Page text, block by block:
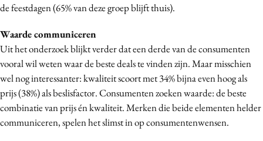
de feestdagen (65% van deze groep blijft thuis).
Waarde communiceren
Uit het onderzoek blijkt verder dat een derde van de consumenten
vooral wil weten waar de beste deals te vinden zijn. Maar misschien
wel nog interessanter: kwaliteit scoort met 34% bijna even hoog als
prijs (38%) als beslisfactor. Consumenten zoeken waarde: de beste
combinatie van prijs én kwaliteit. Merken die beide elementen helder
communiceren, spelen het slimst in op consumentenwensen.